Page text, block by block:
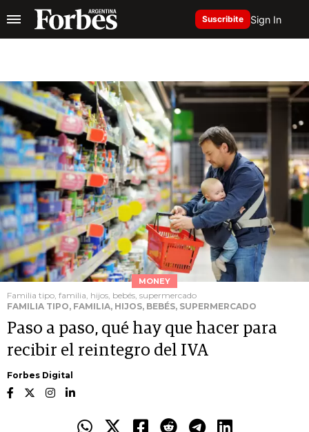
Suscribite Sign In
MONEY
Familia tipo, familia, hijos, bebés, supermercado
FAMILIA TIPO, FAMILIA, HIJOS, BEBÉS, SUPERMERCADO
Paso a paso, qué hay que hacer para
recibir el reintegro del IVA
Forbes Digital